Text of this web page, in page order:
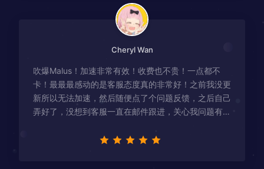
Cheryl Wan
吹爆Malus！加速非常有效！收费也不贵！一点都不
卡！最最最感动的是客服态度真的非常好！之前我没更
新所以无法加速，然后随便点了个问题反馈，之后自己
弄好了，没想到客服一直在邮件跟进，关心我问题有没